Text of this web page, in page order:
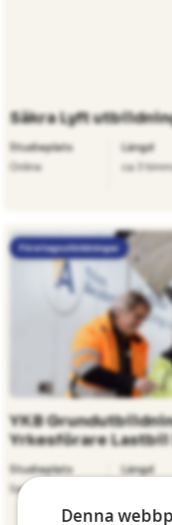
Säkra Lyft
Studieplats
Online
Längd
ca 3
Företagsutbildningar
YKB
Yrkesförare
Studieplats
Semidistans
Längd
Denna